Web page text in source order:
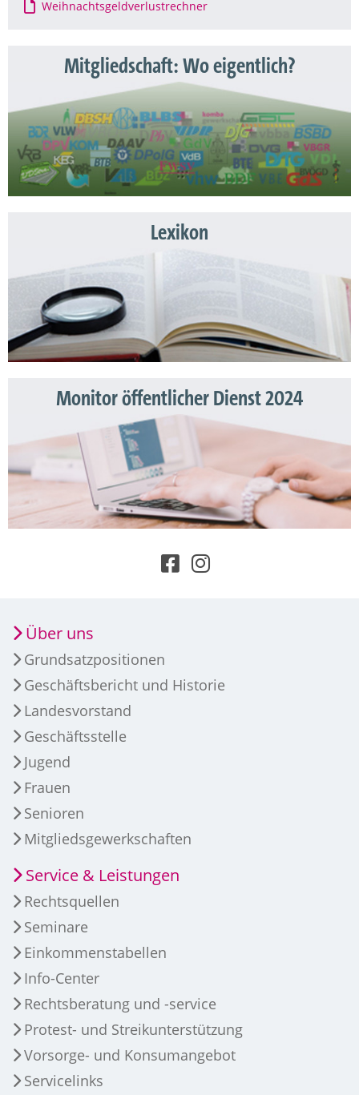
Weihnachtsgeldverlustrechner
Mitgliedschaft: Wo eigentlich?
Lexikon
Monitor öffentlicher Dienst 2024
Über uns
Grundsatzpositionen
Geschäftsbericht und Historie
Landesvorstand
Geschäftsstelle
Jugend
Frauen
Senioren
Mitgliedsgewerkschaften
Service & Leistungen
Rechtsquellen
Seminare
Einkommenstabellen
Info-Center
Rechtsberatung und -service
Protest- und Streikunterstützung
Vorsorge- und Konsumangebot
Servicelinks